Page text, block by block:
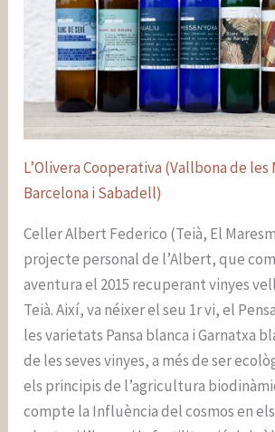
L’Olivera Cooperativa (Vallbona de les
Barcelona i Sabadell)
Celler Albert Federico (Teià, El
projecte personal de l’Albert, que
aventura el 2015 recuperant vinyes
Teià. Així, va néixer el seu 1r vi, el
les varietats Pansa blanca i Garnatxa
de les seves vinyes, a més de ser
els principis de l’agricultura
compte la Influència del cosmos en